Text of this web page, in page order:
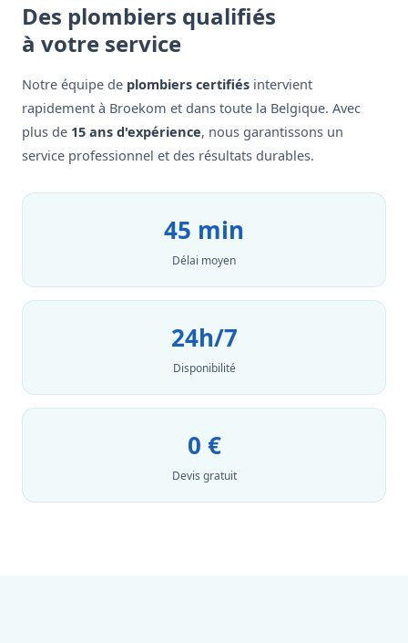
Des plombiers qualifiés
à votre service
Notre équipe de plombiers certifiés intervient
rapidement à Broekom et dans toute la Belgique. Avec
plus de 15 ans d'expérience, nous garantissons un
service professionnel et des résultats durables.
45 min
Délai moyen
24h/7
Disponibilité
0 €
Devis gratuit